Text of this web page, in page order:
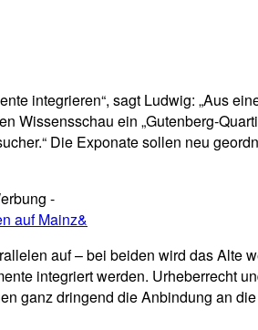
integrieren“, sagt Ludwig: „Aus
ein „Gutenberg-
Die Exponate sollen neu
-
auf – bei beiden wird das Alte
integriert werden. Urheberrecht
ganz dringend die Anbindung an